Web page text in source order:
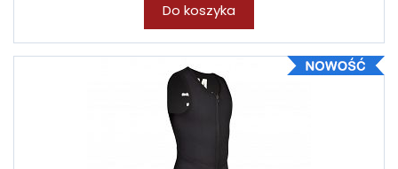
Do koszyka